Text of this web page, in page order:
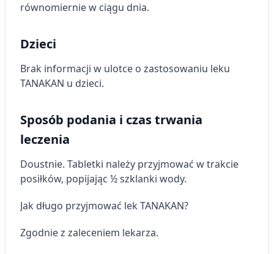
równomiernie w ciągu dnia.
Dzieci
Brak informacji w ulotce o zastosowaniu leku
TANAKAN u dzieci.
Sposób podania i czas trwania
leczenia
Doustnie. Tabletki należy przyjmować w trakcie
posiłków, popijając ½ szklanki wody.
Jak długo przyjmować lek TANAKAN?
Zgodnie z zaleceniem lekarza.